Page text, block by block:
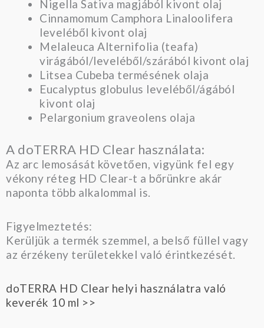
Nigella Sativa magjából kivont olaj
Cinnamomum Camphora Linaloolifera
leveléből kivont olaj
Melaleuca Alternifolia (teafa)
virágából/leveléből/szárából kivont olaj
Litsea Cubeba termésének olaja
Eucalyptus globulus leveléből/ágából
kivont olaj
Pelargonium graveolens olaja
A doTERRA HD Clear használata:
Az arc lemosását követően, vigyünk fel egy
vékony réteg HD Clear-t a bőrünkre akár
naponta több alkalommal is.
Figyelmeztetés:
Kerüljük a termék szemmel, a belső füllel vagy
az érzékeny területekkel való érintkezését.
doTERRA HD Clear helyi használatra való
keverék 10 ml >>